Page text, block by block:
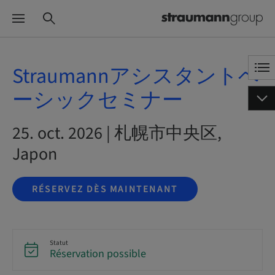
Straumannアシスタントベ
ーシックセミナー
25. oct. 2026 | 札幌市中央区,
Japon
RÉSERVEZ DÈS MAINTENANT
Statut
Réservation possible